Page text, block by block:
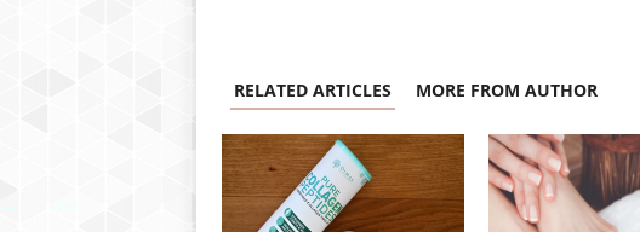
RELATED ARTICLES MORE FROM AUTHOR